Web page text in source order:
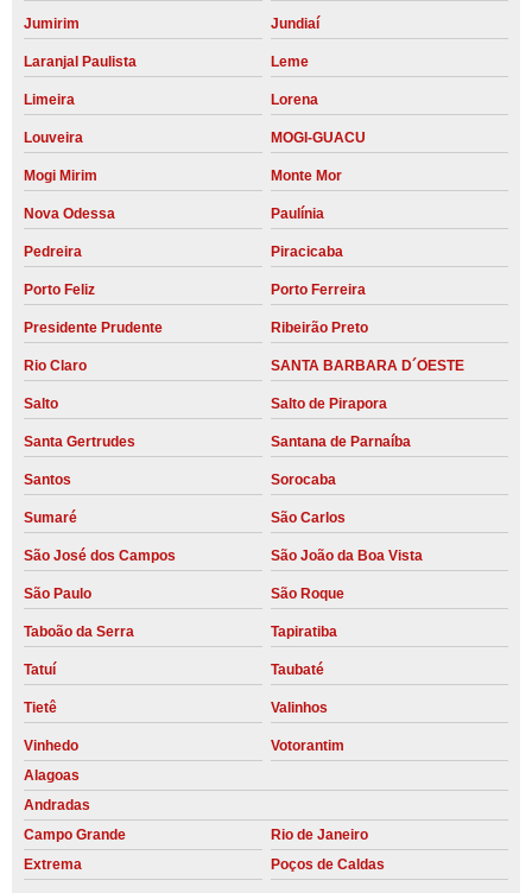
Jumirim Jundiaí
Laranjal Paulista Leme
Limeira Lorena
Louveira MOGI-GUACU
Mogi Mirim Monte Mor
Nova Odessa Paulínia
Pedreira Piracicaba
Porto Feliz Porto Ferreira
Presidente Prudente Ribeirão Preto
Rio Claro SANTA BARBARA D´OESTE
Salto Salto de Pirapora
Santa Gertrudes Santana de Parnaíba
Santos Sorocaba
Sumaré São Carlos
São José dos Campos São João da Boa Vista
São Paulo São Roque
Taboão da Serra Tapiratiba
Tatuí Taubaté
Tietê Valinhos
Vinhedo
Votorantim
Alagoas
Andradas
Campo Grande
Rio de Janeiro
Extrema
Poços de Caldas